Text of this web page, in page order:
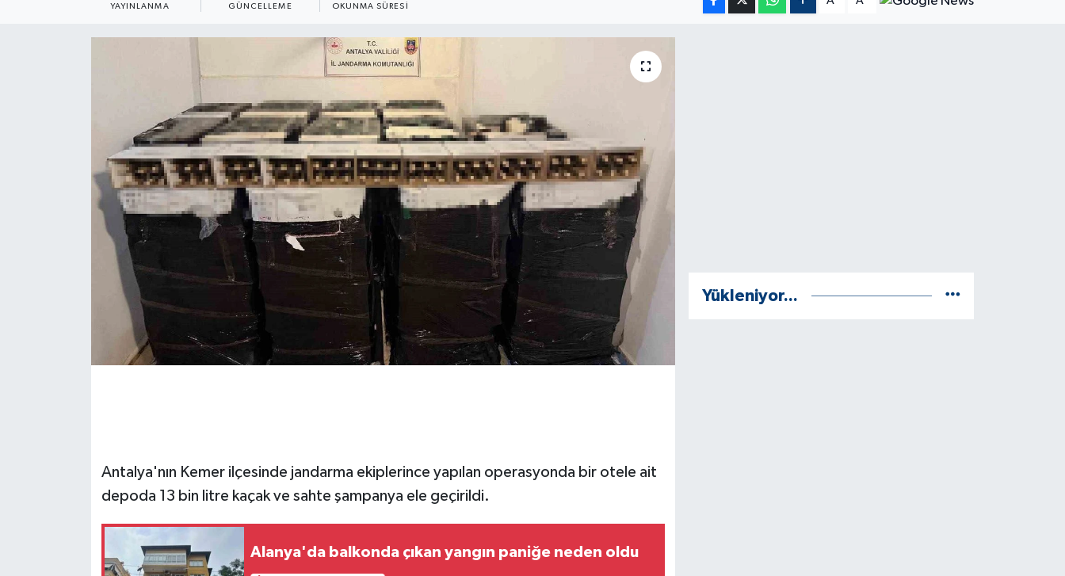
YAYINLANMA GÜNCELLEME OKUNMA SÜRESI
Antalya'nın Kemer ilçesinde jandarma ekiplerince yapılan operasyonda bir otele ait
depoda 13 bin litre kaçak ve sahte şampanya ele geçirildi.
Alanya'da balkonda çıkan yangın paniğe neden oldu
Yükleniyor...
EKONOMİ
English News